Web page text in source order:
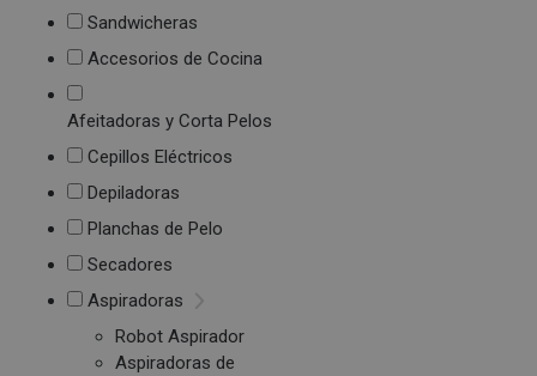
Sandwicheras
Accesorios de Cocina
Afeitadoras y Corta Pelos
Cepillos Eléctricos
Depiladoras
Planchas de Pelo
Secadores
Aspiradoras
Robot Aspirador
Aspiradoras de